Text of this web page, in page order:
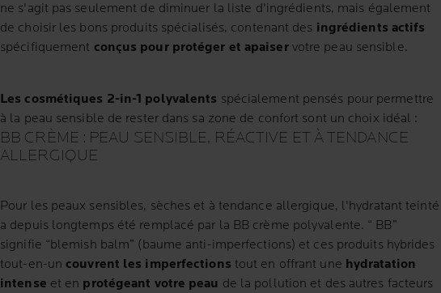
ne s'agit pas seulement de diminuer la liste d'ingrédients, mais également
de choisir les bons produits spécialisés, contenant des ingrédients actifs
spécifiquement conçus pour protéger et apaiservotre peau sensible.
Les cosmétiques 2-in-1 polyvalents spécialement pensés pour permettre
à la peau sensible de rester dans sa zone de confort sont un choix idéal :
BB CRÈME : PEAU SENSIBLE, RÉACTIVE ET À TENDANCE
ALLERGIQUE
Pour les peaux sensibles, sèches et à tendance allergique, l'hydratant teinté
a depuis longtemps été remplacé par la BB crème polyvalente. “ BB”
signifie “blemish balm” (baume anti-imperfections) et ces produits hybrides
tout-en-uncouvrent les imperfections tout en offrant une hydratation
intense et en protégeant votre peau de la pollution et des autres facteurs